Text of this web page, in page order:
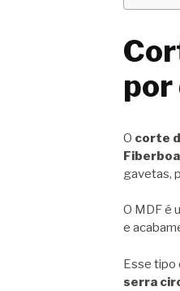
por
O corte
gavetas,
O MDF é
e
Esse tipo
serra